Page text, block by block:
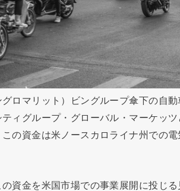
ロマリット）ビングループ傘下の自
ィグループ・グローバル・マーケッ
の資金は米ノースカロライナ州での
資金を米国市場での事業展開に投じ